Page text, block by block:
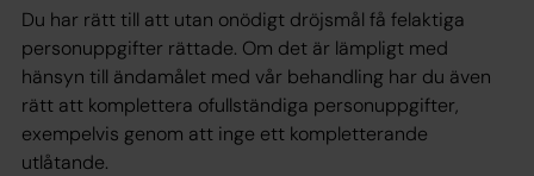
Du har rätt till att utan onödigt dröjsmål få felaktiga
personuppgifter rättade. Om det är lämpligt med
hänsyn till ändamålet med vår behandling har du även
rätt att komplettera ofullständiga personuppgifter,
exempelvis genom att inge ett kompletterande
utlåtande.